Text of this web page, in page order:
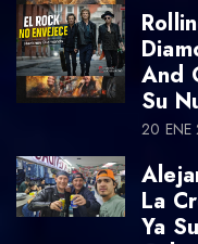
And
Su
20
La
Ya